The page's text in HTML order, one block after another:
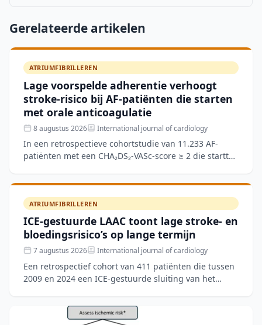
Gerelateerde artikelen
ATRIUMFIBRILLEREN
Lage voorspelde adherentie verhoogt
stroke-risico bij AF-patiënten die starten
met orale anticoagulatie
8 augustus 2026 International journal of cardiology
In een retrospectieve cohortstudie van 11.233 AF-
patiënten met een CHA₂DS₂-VASc-score ≥ 2 die startten
Adherence Sc
ATRIUMFIBRILLEREN
ICE-gestuurde LAAC toont lage stroke- en
bloedingsrisico’s op lange termijn
7 augustus 2026 International journal of cardiology
Een retrospectief cohort van 411 patiënten die tussen
2009 en 2024 een ICE-gestuurde sluiting van het